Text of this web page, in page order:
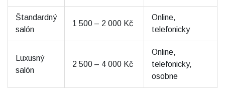
Štandardný
salón
1 500 – 2 000 Kč
Online,
telefonicky
Luxusný
salón
2 500 – 4 000 Kč
Online,
telefonicky,
osobne